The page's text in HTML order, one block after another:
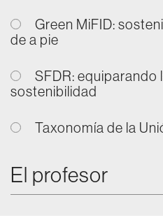
Green MiFID:
de a pie
SFDR: equiparando
sostenibilidad
Taxonomía de la
El profesor